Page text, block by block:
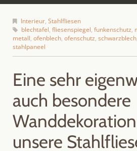
Interieur, Stahlfliesen
blechtafel, fliesenspiegel, funkenschutz,
metall, ofenblech, ofenschutz, schwarzblech
stahlpaneel
Eine sehr
auch besondere
unsere